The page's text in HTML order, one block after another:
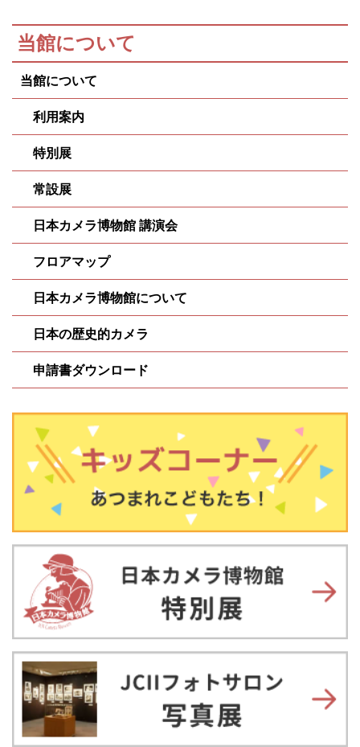
当館について
当館について
利用案内
特別展
常設展
日本カメラ博物館 講演会
フロアマップ
日本カメラ博物館について
日本の歴史的カメラ
申請書ダウンロード